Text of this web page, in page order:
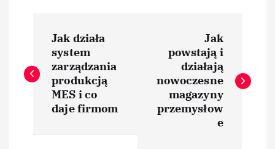
a
w
Jak działa
system
zarządzania
produkcją
MES i co
daje firmom
Jak
powstają i
działają
nowoczesne
magazyny
przemysłow
e